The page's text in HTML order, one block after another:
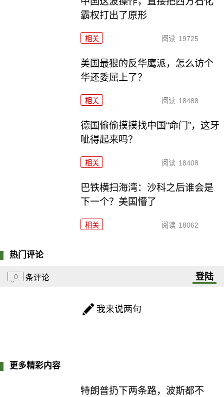
霸权打出了原形
相关 阅读 19725
美国最狠的反华鹰派，怎么访个
华还委屈上了？
相关 阅读 18488
德国偷偷摸摸找中国“命门”，这牙
呲得起来吗？
相关 阅读 18408
巴铁横扫海湾：沙科之后谁会是
下一个？美国懵了
相关 阅读 18062
热门评论
0 条评论 登陆
我来说两句
更多精彩内容
特朗普扔下两条路，波斯都不